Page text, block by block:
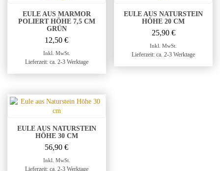
EULE AUS MARMOR
POLIERT HÖHE 7,5 CM
GRÜN
12,50€
Inkl. MwSt.
Lieferzeit: ca. 2-3 Werktage
EULE AUS NATURSTEIN
HÖHE 20 CM
25,90 €
Inkl. MwSt.
Lieferzeit: ca. 2-3 Werktage
EULE AUS NATURSTEIN
HÖHE 30 CM
56,90€
Inkl. MwSt.
Lieferzeit: ca. 2-3 Werktage